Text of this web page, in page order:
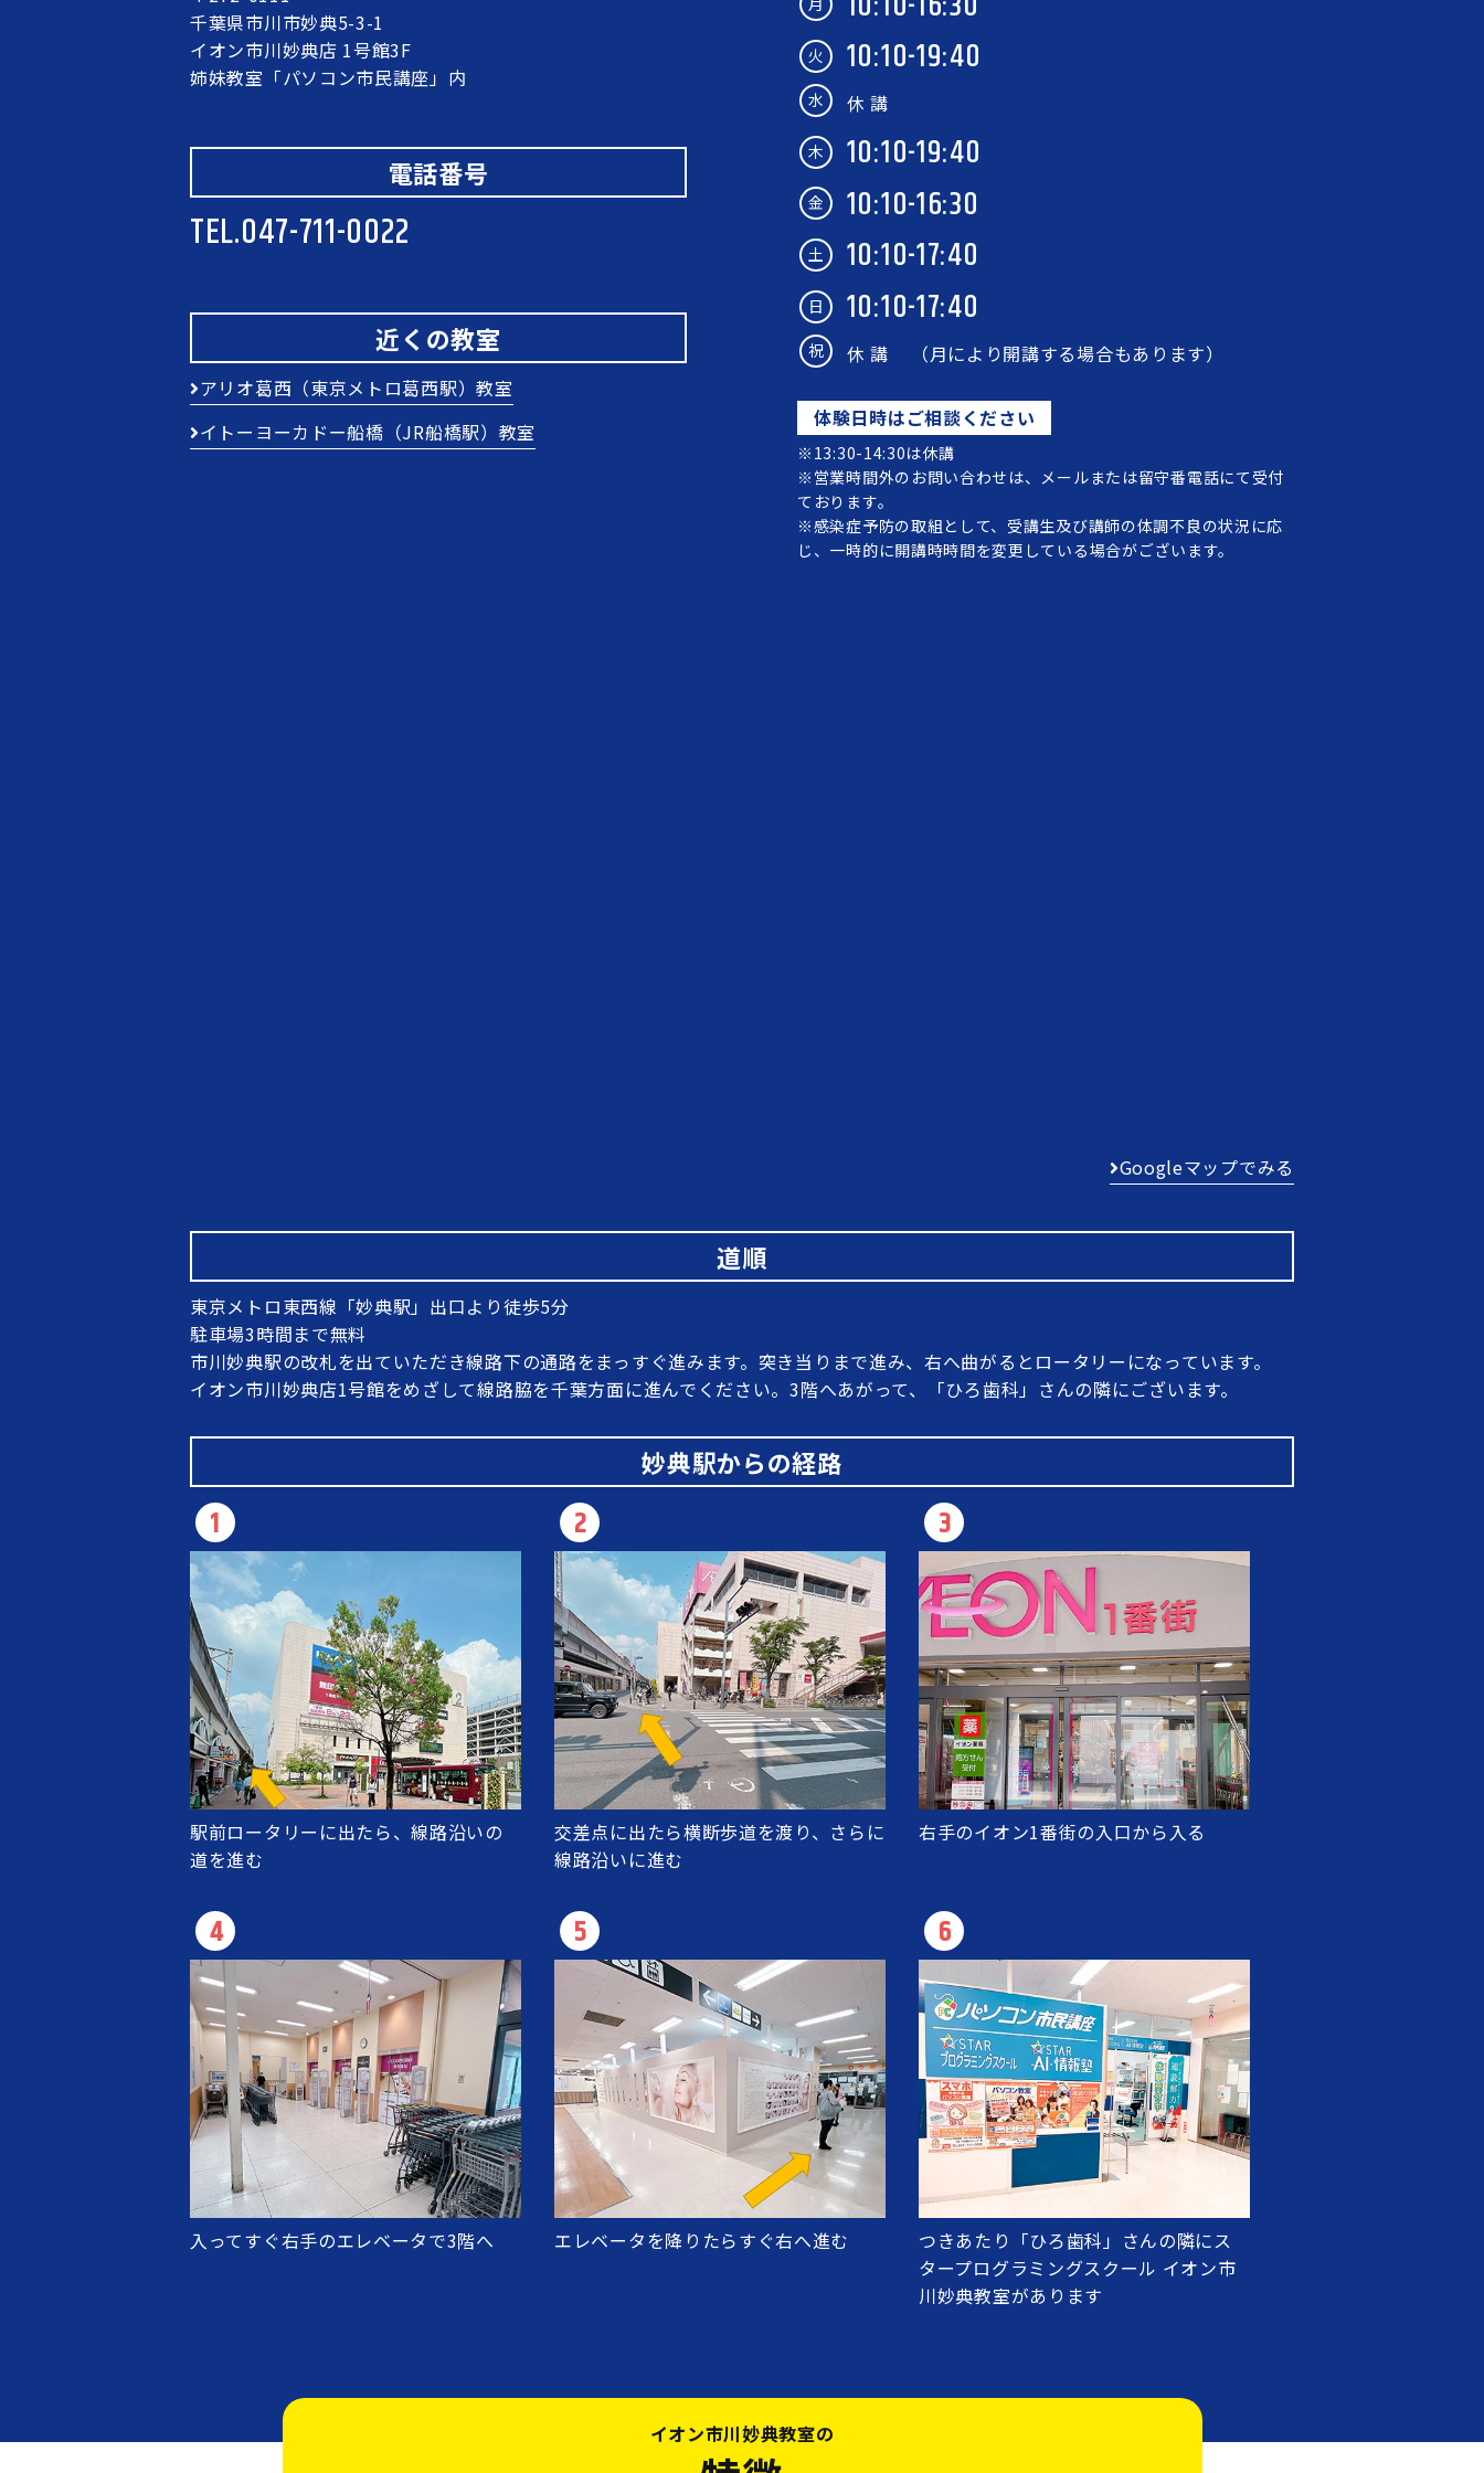
千葉県市川市妙典5-3-1
イオン市川妙典店 1号館3F
姉妹教室「パソコン市民講座」内
電話番号
TEL.047-711-0022
近くの教室
アリオ葛西（東京メトロ葛西駅）教室
イトーヨーカドー船橋（JR船橋駅）教室
火 10:10-19:40
水 休 講
木 10:10-19:40
金 10:10-16:30
土 10:10-17:40
日 10:10-17:40
祝 休 講 （月により開講する場合もあります）
体験日時はご相談ください
※13:30-14:30は休講
※営業時間外のお問い合わせは、メールまたは留守番電話にて受付
ております。
※感染症予防の取組として、受講生及び講師の体調不良の状況に応
じ、一時的に開講時時間を変更している場合がございます。
Googleマップでみる
道順
東京メトロ東西線「妙典駅」出口より徒歩5分
駐車場3時間まで無料
市川妙典駅の改札を出ていただき線路下の通路をまっすぐ進みます。突き当りまで進み、右へ曲がるとロータリーになっています。
イオン市川妙典店1号館をめざして線路脇を千葉方面に進んでください。3階へあがって、「ひろ歯科」さんの隣にございます。
妙典駅からの経路
1
駅前ロータリーに出たら、線路沿いの
道を進む
2
交差点に出たら横断歩道を渡り、さらに
線路沿いに進む
3
右手のイオン1番街の入口から入る
4
入ってすぐ右手のエレベータで3階へ
5
エレベータを降りたらすぐ右へ進む
6
つきあたり「ひろ歯科」さんの隣にス
タープログラミングスクール イオン市
川妙典教室があります
イオン市川妙典教室の